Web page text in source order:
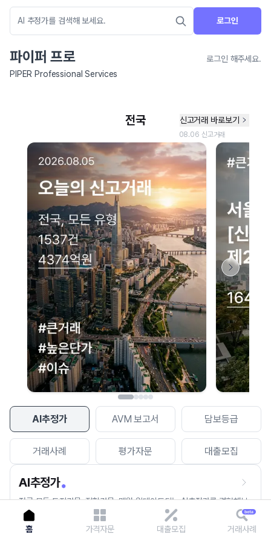
로그인
파이퍼 프로
로그인 해주세요.
PIPER Professional Services
AI추정가 AVM 보고서 담보등급
거래사례 평가자문 대출모집
AI추정가
전국 모든 토지건물, 집합건물, 매월 업데이트되는 AI추정가를 경험해보
세요.
네이버 지도 연결 안내
현재 네이버 지도 연결이 원활하지 않아 지도를 불러올 수 없습니다.
이용에 불편을 드려 죄송합니다.
다시 시도
홈 가격자문 대출모집 거래사례